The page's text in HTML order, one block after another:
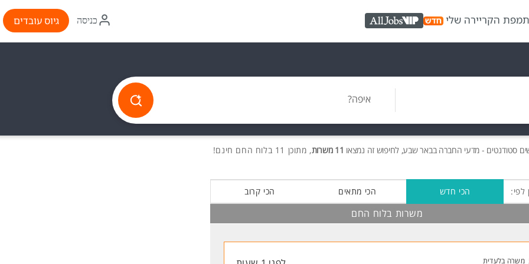
מפת הקריירה שלי AllJobs VIP
איקון
התחברות
כניסה גיוס עובדים
איפה?
סטודנטים - מדעי החברה בבאר שבע, לחיפוש זה נמצאו 11 משרות , מתוכן 11 בלוח החם חינם!
לפי: הכי חדש הכי מתאים הכי קרוב
משרות בלוח החם
משרה בלעדית